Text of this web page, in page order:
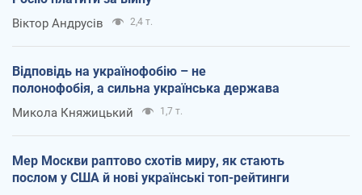
Віктор Андрусів 2,4 т.
Відповідь на українофобію – не
полонофобія, а сильна українська держава
Микола Княжицький 1,7 т.
Мер Москви раптово схотів миру, як стають
послом у США й нові українські топ-рейтинги